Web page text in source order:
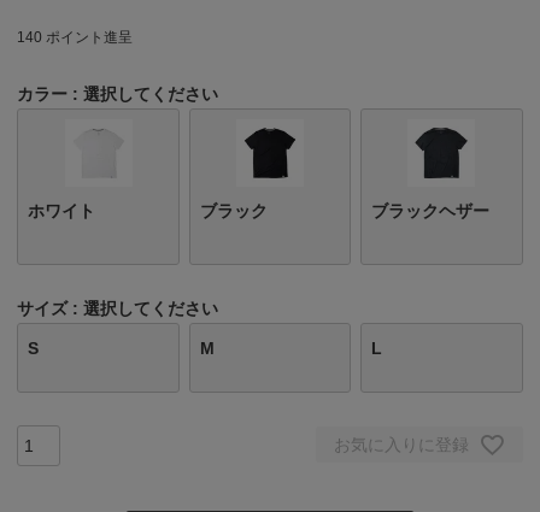
140 ポイント進呈
カラー 選択してください
ホワイト ブラック ブラックヘザー
サイズ 選択してください
S M L
お気に入りに登録